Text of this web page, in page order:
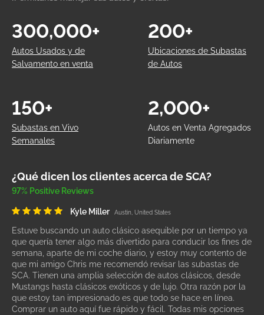
Autos Usados y de
Salvamento en venta
300,000+
Ubicaciones de Subastas
de Autos
200+
Subastas en Vivo
Semanales
150+
Autos en Venta Agregados
Diariamente
2,000+
¿Qué dicen los clientes acerca de SCA?
97% Positive Reviews
Kyle Miller Austin, United States
Estuve buscando un auto clásico asequible por un tiempo ya
que quería tener algo más divertido para conducir los fines de
semana, aparte de mi coche diario, y estoy muy contento de
que mi amigo Chris me recomendó revisar las subastas de
SCA. Tienen una amplia selección de autos clásicos, desde
Mustangs hasta clásicos exóticos y de lujo. Otra razón por la
que estoy tan impresionado es que todo se hace en línea.
Comprar un auto aquí fue rápido y fácil. Todas mis opciones